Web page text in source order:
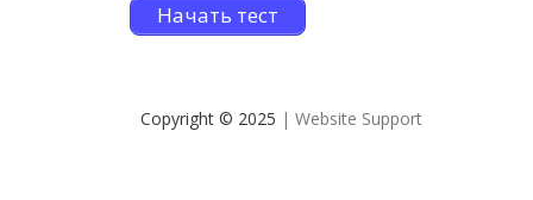
Начать тест
Copyright © 2025 | Website Support